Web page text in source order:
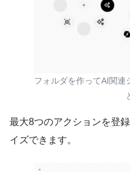
フォルダを作ってAI関連
最大8つのアクションを登
イズできます。